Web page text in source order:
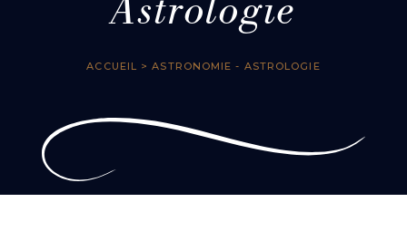
Astrologie
ACCUEIL > ASTRONOMIE - ASTROLOGIE